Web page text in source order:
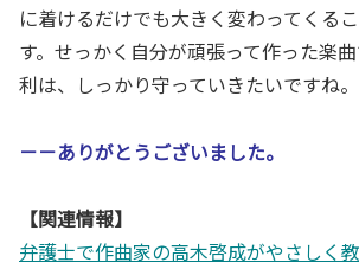
に着けるだけでも大きく変わってくる
す。せっかく自分が頑張って作った楽
利は、しっかり守っていきたいですね。
－－ありがとうございました。
【関連情報】
弁護士で作曲家の高木啓成がやさしく